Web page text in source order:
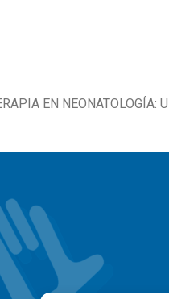
EN NEONATOLOGÍA: